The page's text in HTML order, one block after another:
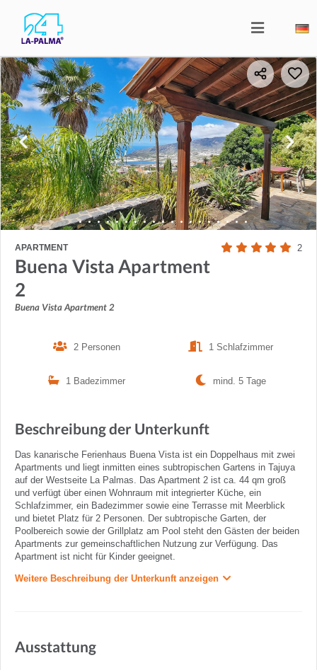
APARTMENT 2
Buena Vista Apartment
2
Buena Vista Apartment 2
2 Personen 1 Schlafzimmer
1 Badezimmer mind. 5 Tage
Beschreibung der Unterkunft
Das kanarische Ferienhaus Buena Vista ist ein Doppelhaus mit zwei
Apartments und liegt inmitten eines subtropischen Gartens in Tajuya
auf der Westseite La Palmas. Das Apartment 2 ist ca. 44 qm groß
und verfügt über einen Wohnraum mit integrierter Küche, ein
Schlafzimmer, ein Badezimmer sowie eine Terrasse mit Meerblick
und bietet Platz für 2 Personen. Der subtropische Garten, der
Poolbereich sowie der Grillplatz am Pool steht den Gästen der beiden
Apartments zur gemeinschaftlichen Nutzung zur Verfügung. Das
Apartment ist nicht für Kinder geeignet.
Weitere Beschreibung der Unterkunft anzeigen
Ausstattung